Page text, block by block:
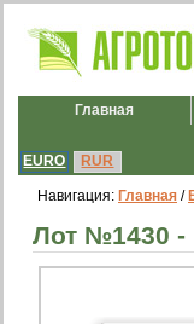
Главная
EURO RUR
Навигация: Главная /
Лот №1430 -